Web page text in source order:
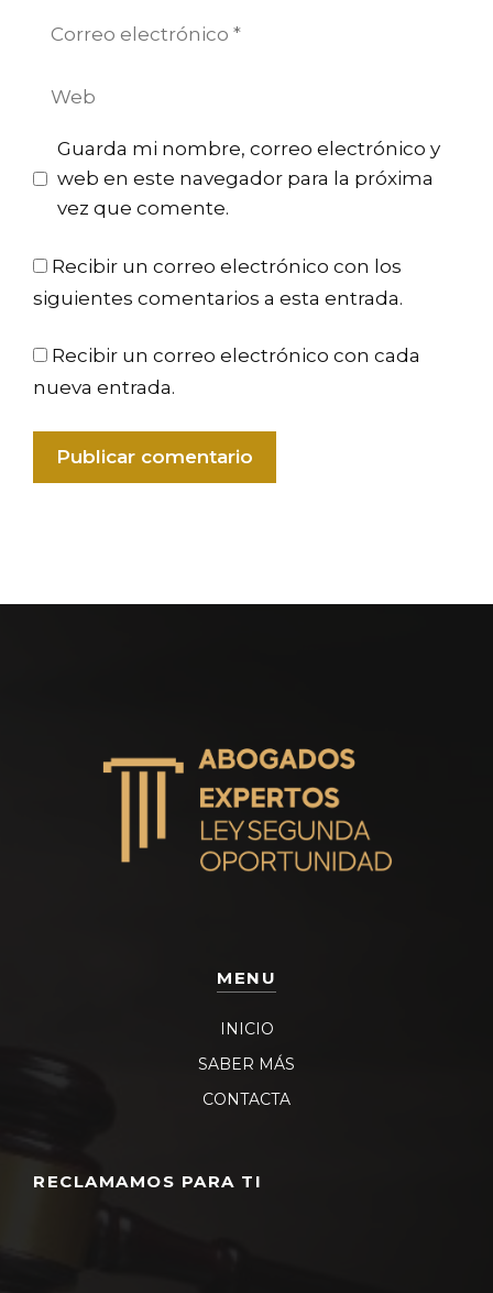
Correo
Web
Guarda mi nombre, correo electrónico y
web en este navegador para la próxima
vez que comente.
Recibir un correo electrónico con los
siguientes comentarios a esta entrada.
Recibir un correo electrónico con cada
nueva entrada.
MENU
INICIO
SABER MÁS
CONTACTA
RECLAMAMOS PARA TI